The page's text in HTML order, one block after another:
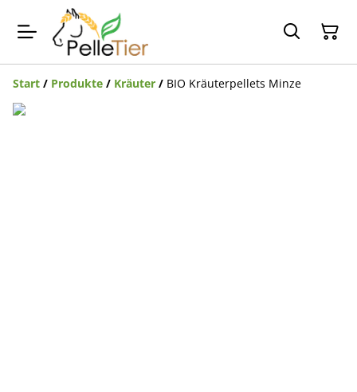
Start / Produkte / Kräuter / BIO Kräuterpellets Minze